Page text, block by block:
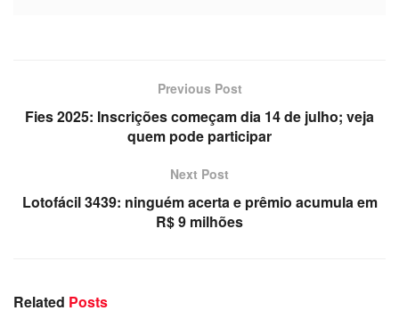
Previous Post
Fies 2025: Inscrições começam dia 14 de julho; veja
quem pode participar
Next Post
Lotofácil 3439: ninguém acerta e prêmio acumula em
R$ 9 milhões
Related Posts